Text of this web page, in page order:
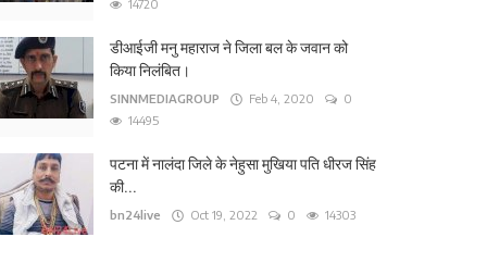
14720
डीआईजी मनु महाराज ने जिला बल के जवान को
किया निलंबित।
SINNMEDIAGROUP Feb 4, 2020
0
14495
पटना में नालंदा जिले के नेहुसा मुखिया पति धीरज सिंह
की...
bn24live Oct 19, 2022 0 14303